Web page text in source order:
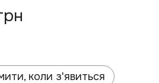
коли з'явиться